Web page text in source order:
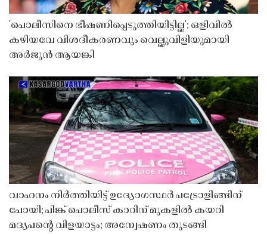
'പൊലീസിനെ ഭീഷണിപ്പെടുത്തിയിട്ടില്ല'; ഒളിവിൽ
കഴിയവേ വിശദീകരണവും വെല്ലുവിളിയുമായി
അർജുൻ ആയങ്കി
വാഹനം നിർത്തിയിട്ട് ഉദ്യോഗസ്ഥർ പട്രോളിങ്ങിന്
പോയി; പിങ്ക് പൊലീസ് കാറിന് മുകളിൽ കയറി
മദ്യപൻ്റെ വിളയാട്ടം; അന്വേഷണം തുടങ്ങി